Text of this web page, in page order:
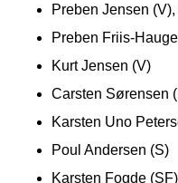
Preben Jensen
Preben Friis-
Kurt Jensen (V)
Carsten Sørensen
Karsten Uno
Poul Andersen (S)
Karsten Fogde (SF)